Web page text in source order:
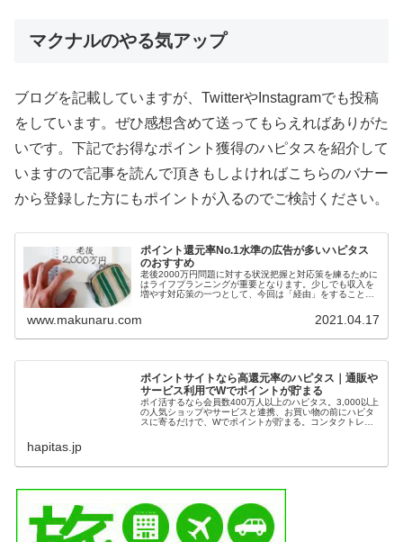
マクナルのやる気アップ
ブログを記載していますが、TwitterやInstagramでも投稿
をしています。ぜひ感想含めて送ってもらえればありがた
いです。下記でお得なポイント獲得のハピタスを紹介して
いますので記事を読んで頂きもしよければこちらのバナー
から登録した方にもポイントが入るのでご検討ください。
ポイント還元率No.1水準の広告が多いハピタス
のおすすめ
老後2000万円問題に対する状況把握と対応策を練るために
はライフプランニングが重要となります。少しでも収入を
増やす対応策の一つとして、今回は「経由」をすることに
www.makunaru.com 2021.04.17
ポイントサイトなら高還元率のハピタス｜通販や
サービス利用でWでポイントが貯まる
ポイ活するなら会員数400万人以上のハピタス。3,000以上
の人気ショップやサービスと連携、お買い物の前にハピタ
スに寄るだけで、Wでポイントが貯まる。コンタクトレン
hapitas.jp